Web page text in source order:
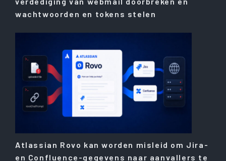
wachtwoorden en tokens stelen
Atlassian Rovo kan worden misleid om Jira-
en Confluence-gegevens naar aanvallers te